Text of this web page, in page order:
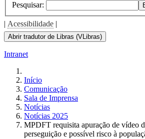
Pesquisar:
| Acessibilidade |
Abrir tradutor de Libras (VLibras)
Intranet
Início
Comunicação
Sala de Imprensa
Notícias
Notícias 2025
MPDFT requisita apuração de vídeo
perseguição e possível risco à